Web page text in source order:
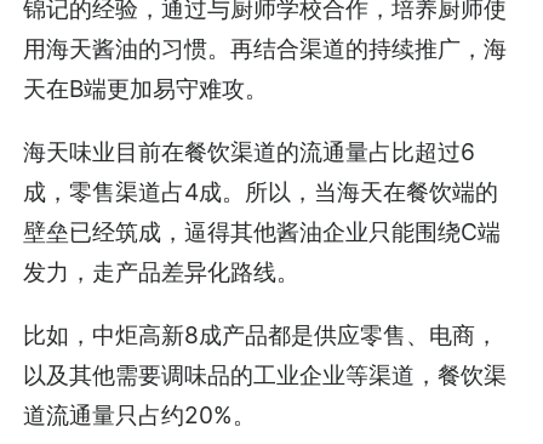
锦记的经验，通过与厨师学校合作，培养厨师使
用海天酱油的习惯。再结合渠道的持续推广，海
天在B端更加易守难攻。
海天味业目前在餐饮渠道的流通量占比超过6
成，零售渠道占4成。所以，当海天在餐饮端的
壁垒已经筑成，逼得其他酱油企业只能围绕C端
发力，走产品差异化路线。
比如，中炬高新8成产品都是供应零售、电商，
以及其他需要调味品的工业企业等渠道，餐饮渠
道流通量只占约20%。